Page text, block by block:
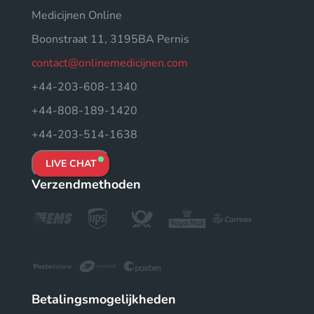
Medicijnen Online
Boonstraat 11, 3195BA Pernis
contact@onlinemedicijnen.com
+44-203-608-1340
+44-808-189-1420
+44-203-514-1638
LIVE CHAT
Verzendmethoden
Betalingsmogelijkheden